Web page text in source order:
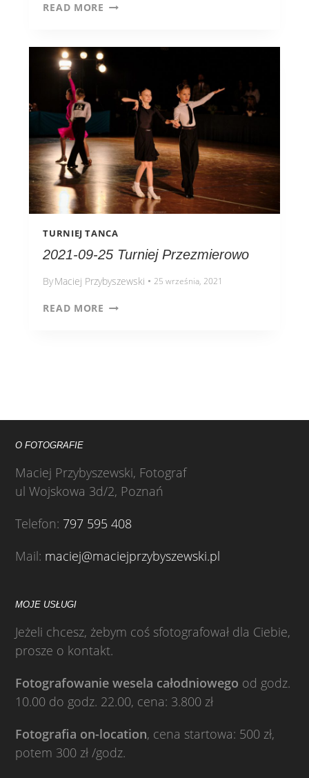
READ MORE
TURNIEJ TANCA
2021-09-25 Turniej Przezmierowo
ByMaciej Przybyszewski 25 września, 2021
READ MORE
O FOTOGRAFIE
Maciej Przybyszewski, Fotograf
ul Wojskowa 3d/2, Poznań
Telefon: 797 595 408
Mail: maciej@maciejprzybyszewski.pl
MOJE USŁUGI
Jeżeli chcesz, żebym coś sfotografował dla Ciebie,
prosze o kontakt.
Fotografowanie wesela całodniowego od godz.
10.00 do godz. 22.00, cena: 3.800 zł
Fotografia on-location, cena startowa: 500 zł,
potem 300 zł /godz.